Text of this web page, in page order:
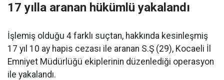
17 yılla aranan hükümlü yakalandı
İşlemiş olduğu 4 farklı suçtan, hakkında kesinleşmiş
17 yıl 10 ay hapis cezası ile aranan S.Ş (29), Kocaeli İl
Emniyet Müdürlüğü ekiplerinin düzenlediği operasyon
ile yakalandı.